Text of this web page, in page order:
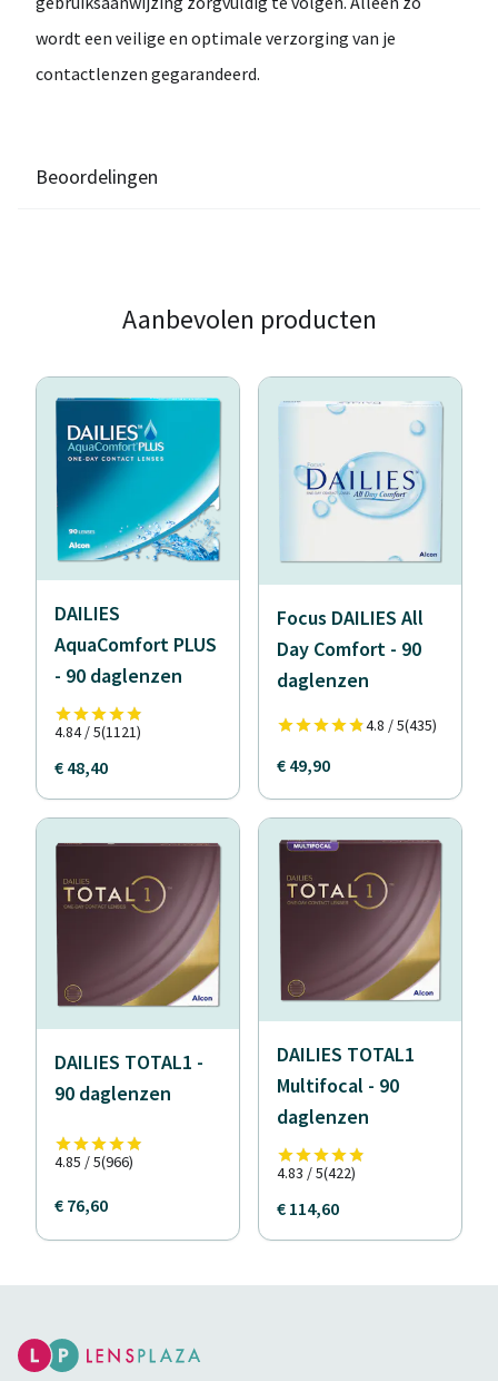
wordteen veilige en optimale verzorging van je
contactlenzen gegarandeerd.
Beoordelingen
Aanbevolen producten
DAILIES
AquaComfort PLUS
- 90 daglenzen
4.84 / 5(1121)
€ 48,40
Focus DAILIES All
Day Comfort - 90
daglenzen
4.8 / 5(435)
€ 49,90
DAILIES TOTAL1 -
90 daglenzen
4.85 / 5(966)
€ 76,60
DAILIES TOTAL1
Multifocal - 90
daglenzen
4.83 / 5(422)
€ 114,60